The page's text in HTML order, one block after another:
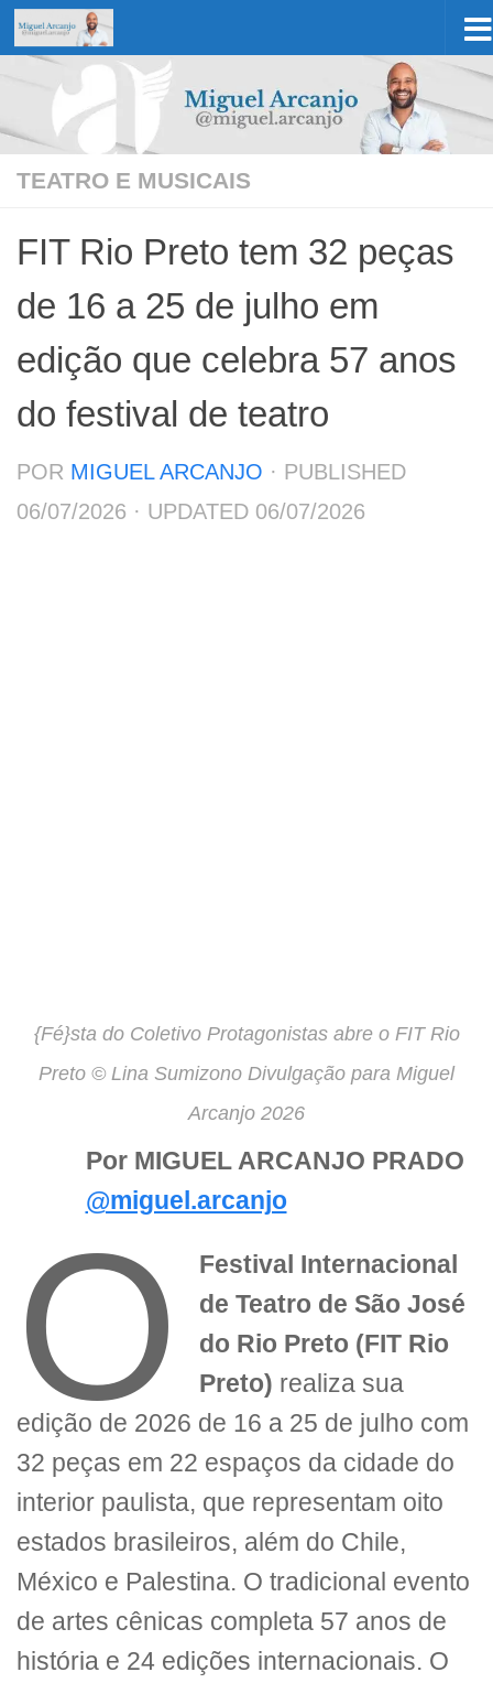
Skip to content
TEATRO E MUSICAIS
FIT Rio Preto tem 32 peças
de 16 a 25 de julho em
edição que celebra 57 anos
do festival de teatro
POR MIGUEL ARCANJO · PUBLISHED
06/07/2026 · UPDATED 06/07/2026
{Fé}sta do Coletivo Protagonistas abre o FIT Rio
Preto © Lina Sumizono Divulgação para Miguel
Arcanjo 2026
Por MIGUEL ARCANJO PRADO
@miguel.arcanjo
O
Festival Internacional
de Teatro de São José
do Rio Preto (FIT Rio
Preto) realiza sua
edição de 2026 de 16 a 25 de julho com
32 peças em 22 espaços da cidade do
interior paulista, que representam oito
estados brasileiros, além do Chile,
México e Palestina. O tradicional evento
de artes cênicas completa 57 anos de
história e 24 edições internacionais. O